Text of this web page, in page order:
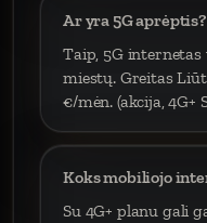
Ar yra 5G aprėptis?
Taip, 5G
miestų. Greitas
€/mėn. (akcija, 4G+
Koks mobiliojo
Su 4G+ planu gali